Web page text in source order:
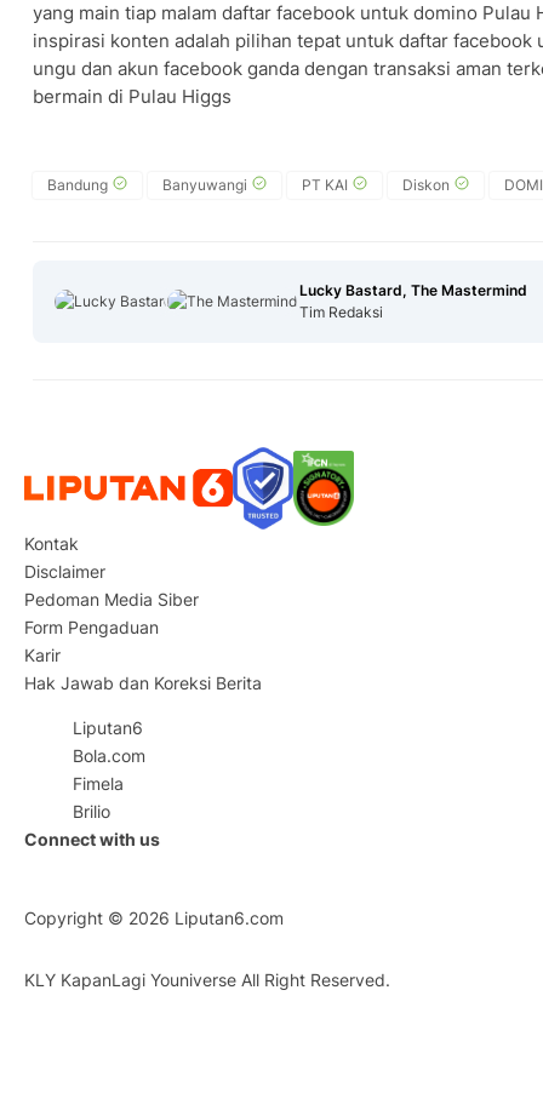
yang main tiap malam daftar facebook untuk domino Pulau
inspirasi konten adalah pilihan tepat untuk daftar
ungu dan akun facebook ganda dengan transaksi aman
bermain di Pulau Higgs
Bandung Banyuwangi PT KAI Diskon
Lucky Bastard, The Mastermind
Tim Redaksi
Kontak
Disclaimer
Pedoman Media Siber
Form Pengaduan
Karir
Hak Jawab dan Koreksi Berita
Liputan6
Bola.com
Fimela
Brilio
Connect with us
Copyright © 2026 Liputan6.com
KLY KapanLagi Youniverse All Right Reserved.